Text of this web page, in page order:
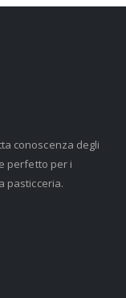
conoscenza degli
perfetto per i
pasticceria.